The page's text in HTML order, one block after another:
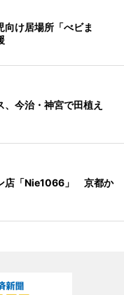
け居場所「べビま
、今治・神宮で田植え
店「Nie1066」 京都か